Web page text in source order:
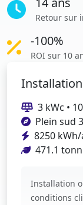
Retour sur
-100%
ROI sur 10
3 kWc •
Plein sud
8250
471.1
Installation
conditions